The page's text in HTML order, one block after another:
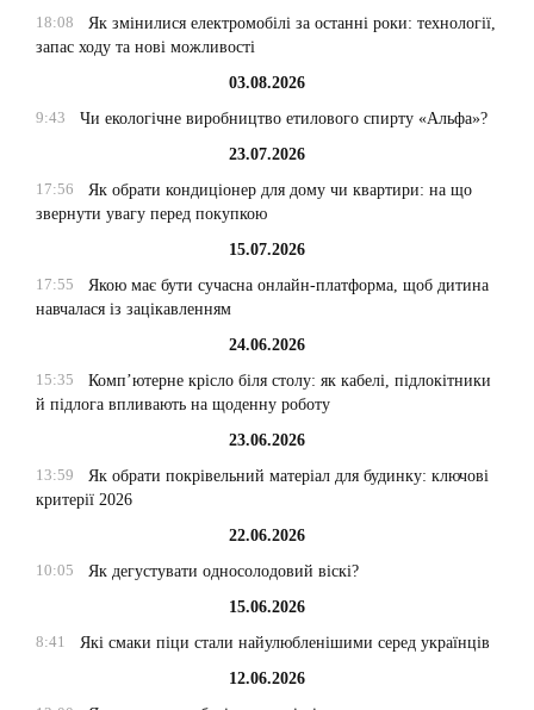
18:08
Як змінилися електромобілі за останні роки: технології,
запас ходу та нові можливості
03.08.2026
9:43
Чи екологічне виробництво етилового спирту «Альфа»?
23.07.2026
17:56
Як обрати кондиціонер для дому чи квартири: на що
звернути увагу перед покупкою
15.07.2026
17:55
Якою має бути сучасна онлайн-платформа, щоб дитина
навчалася із зацікавленням
24.06.2026
15:35
Комп’ютерне крісло біля столу: як кабелі, підлокітники
й підлога впливають на щоденну роботу
23.06.2026
13:59
Як обрати покрівельний матеріал для будинку: ключові
критерії 2026
22.06.2026
10:05
Як дегустувати односолодовий віскі?
15.06.2026
8:41
Які смаки піци стали найулюбленішими серед українців
12.06.2026